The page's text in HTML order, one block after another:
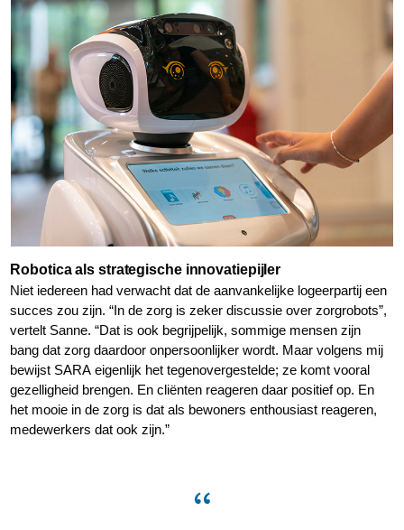
Robotica als strategische innovatiepijler
Niet iedereen had verwacht dat de aanvankelijke logeerpartij een
succes zou zijn. “In de zorg is zeker discussie over zorgrobots”,
vertelt Sanne. “Dat is ook begrijpelijk, sommige mensen zijn
bang dat zorg daardoor onpersoonlijker wordt. Maar volgens mij
bewijst SARA eigenlijk het tegenovergestelde; ze komt vooral
gezelligheid brengen. En cliënten reageren daar positief op. En
het mooie in de zorg is dat als bewoners enthousiast reageren,
medewerkers dat ook zijn.”